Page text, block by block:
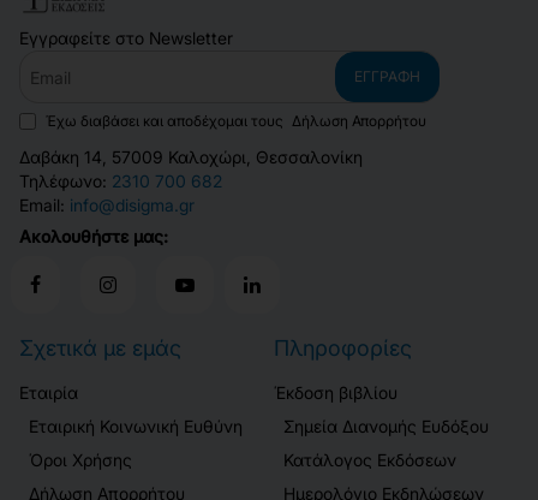
Εγγραφείτε στο Newsletter
ΕΓΓΡΑΦΉ
Έχω διαβάσει και αποδέχομαι τους Δήλωση Απορρήτου
Δαβάκη 14, 57009 Καλοχώρι, Θεσσαλονίκη
Τηλέφωνο: 2310 700 682
Email: info@disigma.gr
Ακολουθήστε μας:
Σχετικά με εμάς
Εταιρία
Εταιρική Κοινωνική Ευθύνη
Όροι Χρήσης
Δήλωση Απορρήτου
Πληροφορίες
Έκδοση βιβλίου
Σημεία Διανομής Ευδόξου
Κατάλογος Εκδόσεων
Ημερολόγιο Εκδηλώσεων